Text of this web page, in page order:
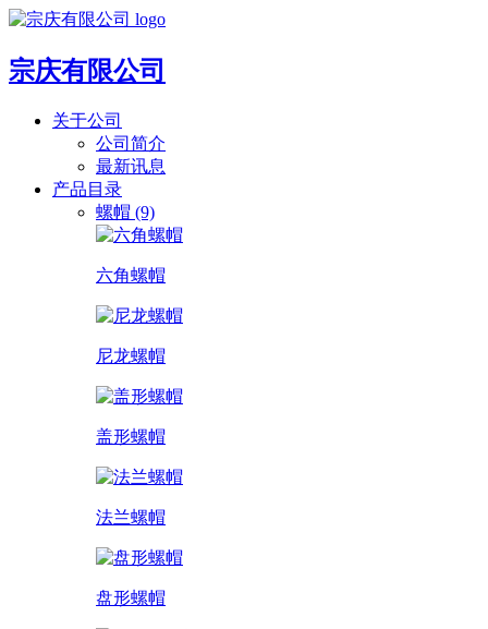
宗庆有限公司
关于公司
公司简介
最新讯息
产品目录
螺帽 (9)
六角螺帽
尼龙螺帽
盖形螺帽
法兰螺帽
盘形螺帽